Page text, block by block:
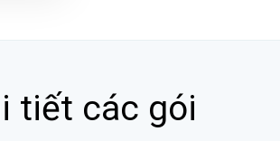
tiết các gói